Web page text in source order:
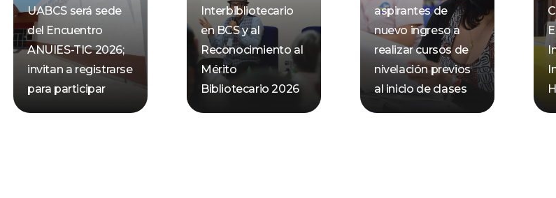
UABCS será sede
del Encuentro
ANUIES-TIC 2026;
invitan a registrarse
para participar
Interbibliotecario
en BCS y al
Reconocimiento al
Mérito
Bibliotecario 2026
aspirantes de
nuevo ingreso a
realizar cursos de
nivelación previos
al inicio de clases